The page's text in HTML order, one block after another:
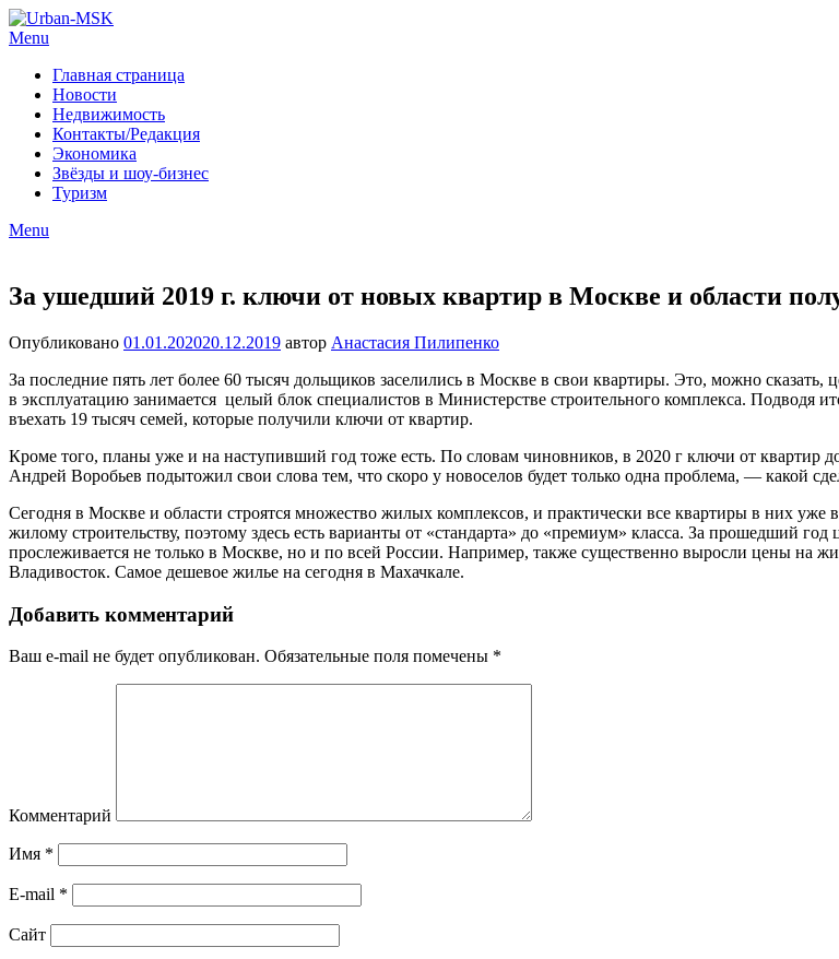
Menu
Главная страница
Новости
Недвижимость
Контакты/Редакция
Экономика
Звёзды и шоу-бизнес
Туризм
Menu
За ушедший 2019 г. ключи от новых квартир в Москве и области
Опубликовано 01.01.202020.12.2019 автор Анастасия Пилипенко
За последние пять лет более 60 тысяч дольщиков заселились в Москве в свои квартиры. Это, можно
в эксплуатацию занимается целый блок специалистов в Министерстве строительного комплекса. Подводя
въехать 19 тысяч семей, которые получили ключи от квартир.
Кроме того, планы уже и на наступивший год тоже есть. По словам чиновников, в 2020 г ключи от квартир
Андрей Воробьев подытожил свои слова тем, что скоро у новоселов будет только одна проблема, — какой
Сегодня в Москве и области строятся множество жилых комплексов, и практически все квартиры в них
жилому строительству, поэтому здесь есть варианты от «стандарта» до «премиум» класса. За прошедший
прослеживается не только в Москве, но и по всей России. Например, также существенно выросли цены на
Владивосток. Самое дешевое жилье на сегодня в Махачкале.
Добавить комментарий
Ваш e-mail не будет опубликован. Обязательные поля помечены *
Комментарий
Имя *
E-mail *
Сайт